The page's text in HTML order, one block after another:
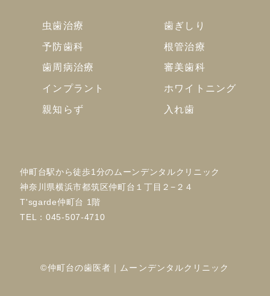
虫歯治療
歯ぎしり
予防歯科
根管治療
歯周病治療
審美歯科
インプラント
ホワイトニング
親知らず
入れ歯
仲町台駅から徒歩1分のムーンデンタルクリニック
神奈川県横浜市都筑区仲町台１丁目２−２４
T'sgarde仲町台 1階
TEL：045-507-4710
©仲町台の歯医者｜ムーンデンタルクリニック